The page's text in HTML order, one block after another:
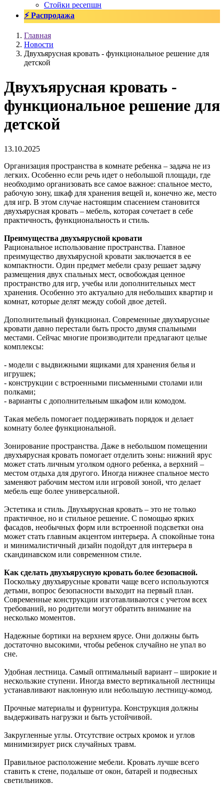
Стойки ресепшн
⚡ Распродажа
Главная
Новости
Двухъярусная кровать - функциональное решение для
детской
Двухъярусная кровать -
функциональное решение для
детской
13.10.2025
Организация пространства в комнате ребенка – задача не из
легких. Особенно если речь идет о небольшой площади, где
необходимо организовать все самое важное: спальное место,
рабочую зону, шкаф для хранения вещей и, конечно же, место
для игр. В этом случае настоящим спасением становится
двухъярусная кровать – мебель, которая сочетает в себе
практичность, функциональность и стиль.
Преимущества двухъярусной кровати
Рациональное использование пространства. Главное
преимущество двухъярусной кровати заключается в ее
компактности. Один предмет мебели сразу решает задачу
размещения двух спальных мест, освобождая ценное
пространство для игр, учебы или дополнительных мест
хранения. Особенно это актуально для небольших квартир и
комнат, которые делят между собой двое детей.
Дополнительный функционал. Современные двухъярусные
кровати давно перестали быть просто двумя спальными
местами. Сейчас многие производители предлагают целые
комплексы:
- модели с выдвижными ящиками для хранения белья и
игрушек;
- конструкции с встроенными письменными столами или
полками;
- варианты с дополнительным шкафом или комодом.
Такая мебель помогает поддерживать порядок и делает
комнату более функциональной.
Зонирование пространства. Даже в небольшом помещении
двухъярусная кровать помогает отделить зоны: нижний ярус
может стать личным уголком одного ребенка, а верхний –
местом отдыха для другого. Иногда нижнее спальное место
заменяют рабочим местом или игровой зоной, что делает
мебель еще более универсальной.
Эстетика и стиль. Двухъярусная кровать – это не только
практичное, но и стильное решение. С помощью ярких
фасадов, необычных форм или встроенной подсветки она
может стать главным акцентом интерьера. А спокойные тона
и минималистичный дизайн подойдут для интерьера в
скандинавском или современном стиле.
Как сделать двухъярусную кровать более безопасной.
Поскольку двухъярусные кровати чаще всего используются
детьми, вопрос безопасности выходит на первый план.
Современные конструкции изготавливаются с учетом всех
требований, но родители могут обратить внимание на
несколько моментов.
Надежные бортики на верхнем ярусе. Они должны быть
достаточно высокими, чтобы ребенок случайно не упал во
сне.
Удобная лестница. Самый оптимальный вариант – широкие и
нескользкие ступени. Иногда вместо вертикальной лестницы
устанавливают наклонную или небольшую лестницу-комод.
Прочные материалы и фурнитура. Конструкция должны
выдерживать нагрузки и быть устойчивой.
Закругленные углы. Отсутствие острых кромок и углов
минимизирует риск случайных травм.
Правильное расположение мебели. Кровать лучше всего
ставить к стене, подальше от окон, батарей и подвесных
светильников.